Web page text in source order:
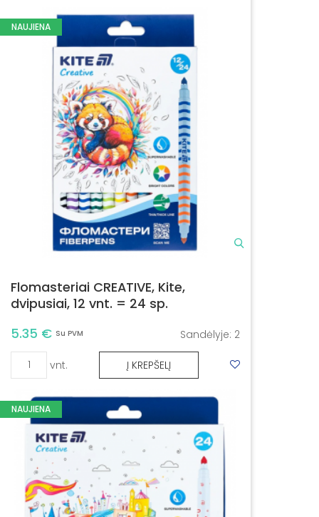
NAUJIENA
Flomasteriai CREATIVE, Kite,
dvipusiai, 12 vnt. = 24 sp.
5.35 € Su PVM Sandėlyje: 2
vnt. Į KREPŠELĮ
NAUJIENA